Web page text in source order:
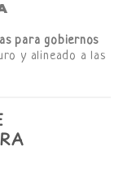
para gobiernos
y alineado a las